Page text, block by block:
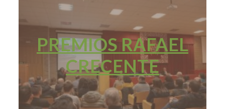
PREMIOS RAFAEL
CRECENTE